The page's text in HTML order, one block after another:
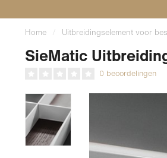
Home / Uitbreidingselement voor
SieMatic
0 beoordelingen